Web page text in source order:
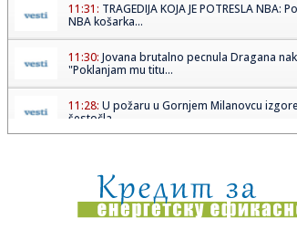
11:31: TRAGEDIJA KOJA JE POTRESLA NBA:
NBA košarka...
11:30: Jovana brutalno pecnula Dragana
"Poklanjam mu titu...
11:28: U požaru u Gornjem Milanovcu
šestočla...
11:26:Na Zlatiboru žu-žu prodaju na komad